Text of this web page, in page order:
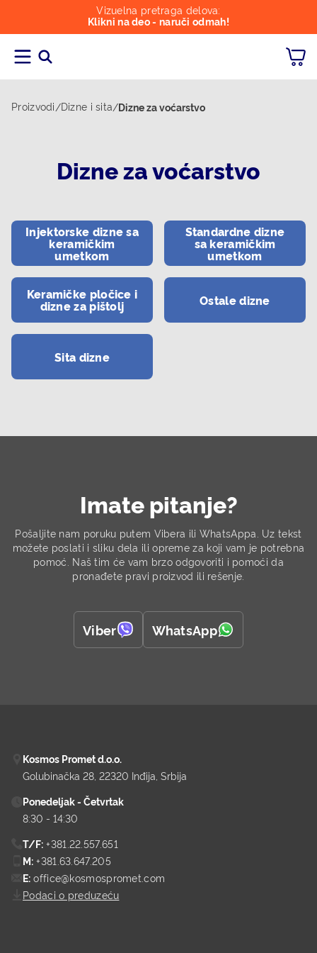
Vizuelna pretraga delova:
Klikni na deo - naruči odmah!
Proizvodi/Dizne i sita/Dizne za voćarstvo
Dizne za voćarstvo
Injektorske dizne sa
keramičkim
umetkom
Standardne dizne
sa keramičkim
umetkom
Keramičke pločice i
dizne za pištolj Ostale dizne
Sita dizne
Imate pitanje?
Pošaljite nam poruku putem Vibera ili WhatsAppa. Uz tekst
možete poslati i sliku dela ili opreme za koji vam je potrebna
pomoć. Naš tim će vam brzo odgovoriti i pomoći da
pronađete pravi proizvod ili rešenje.
Viber WhatsApp
Kosmos Promet d.o.o.
Golubinačka 28 22320 Inđija Srbija
Ponedeljak - Četvrtak
8:30 - 14:30
T/F: +381.22.557.651
M: +381.63.647.205
E: office@kosmospromet.com
Podaci o preduzeću